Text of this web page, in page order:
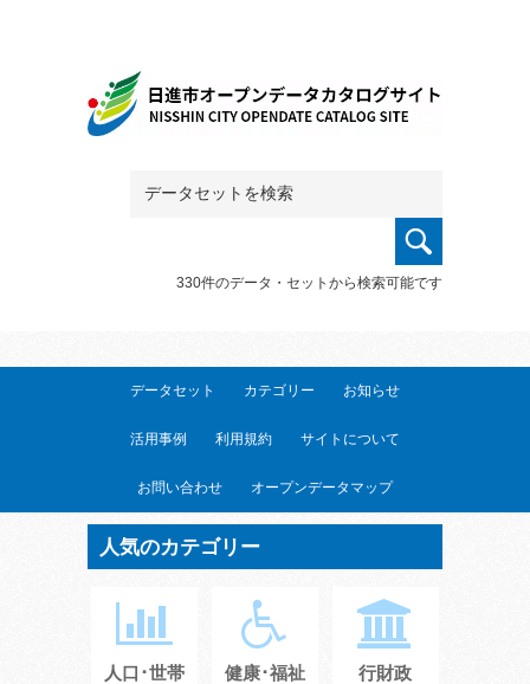
330件のデータ・セットから検索可能です
データセット カテゴリー お知らせ
活用事例 利用規約 サイトについて
お問い合わせ オープンデータマップ
人気のカテゴリー
人口･世帯 健康･福祉 行財政